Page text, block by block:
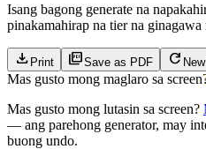
Isang bagong generate na
pinakamahirap na tier na ginagawa
download Print picture_as_pdfSave as PDF refresh
Mas gusto mong maglaro sa
Mas gusto mong lutasin sa screen?
— ang parehong generator, may
buong undo.